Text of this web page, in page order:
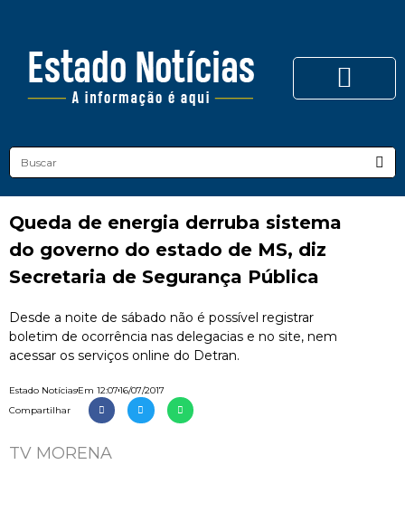
Queda de energia derruba sistema
do governo do estado de MS, diz
Secretaria de Segurança Pública
Desde a noite de sábado não é possível registrar
boletim de ocorrência nas delegacias e no site, nem
acessar os serviços online do Detran.
Estado NotíciasEm 12:0716/07/2017
Compartilhar
TV MORENA